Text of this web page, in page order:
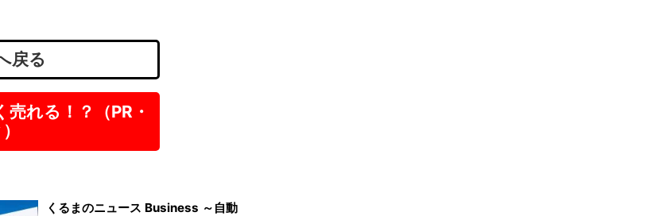
戻る
売れる！？（PR・
くるまのニュース Business ～自動